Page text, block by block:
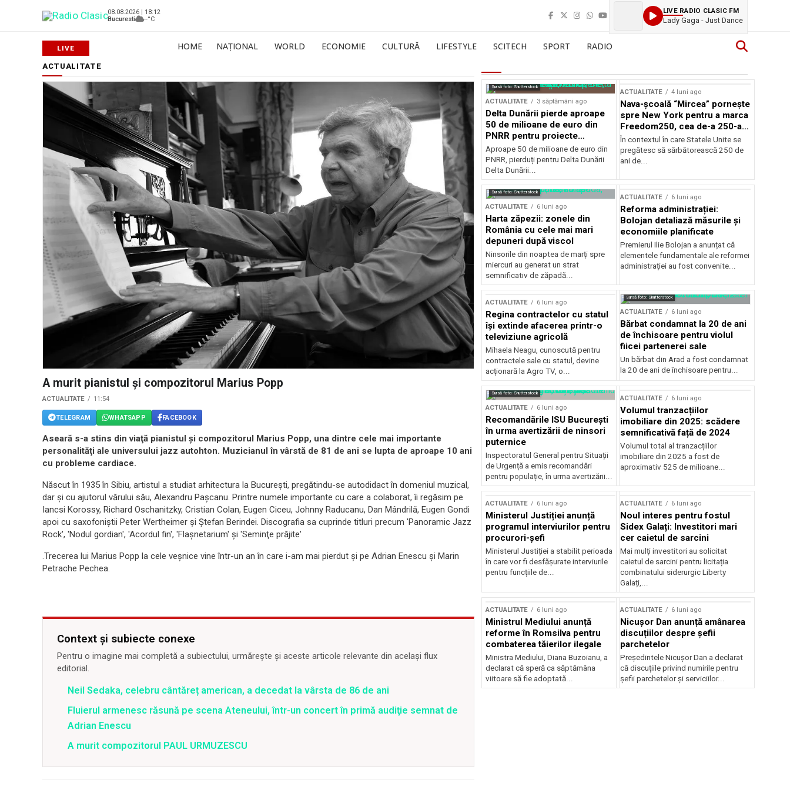
08.08.2026 | 18:12
Bucuresti
--°C
LIVE RADIO CLASIC FM
Lady Gaga - Just Dance
HOME NAȚIONAL WORLD ECONOMIE CULTURĂ LIFESTYLE SCITECH SPORT RADIO
ACTUALITATE
A murit pianistul şi compozitorul Marius Popp
ACTUALITATE 11:54
TELEGRAM WHATSAPP FACEBOOK
Aseară s-a stins din viaţă pianistul şi compozitorul Marius Popp, una dintre cele mai importante
personalităţi ale universului jazz autohton. Muzicianul în vârstă de 81 de ani se lupta de aproape 10 ani
cu probleme cardiace.
Născut în 1935 în Sibiu, artistul a studiat arhitectura la Bucureşti, pregătindu-se autodidact în domeniul muzical,
dar şi cu ajutorul vărului său, Alexandru Paşcanu. Printre numele importante cu care a colaborat, îi regăsim pe
Iancsi Korossy, Richard Oschanitzky, Cristian Colan, Eugen Ciceu, Johnny Raducanu, Dan Mândrilă, Eugen Gondi
apoi cu saxofoniştii Peter Wertheimer şi Ştefan Berindei. Discografia sa cuprinde titluri precum 'Panoramic Jazz
Rock', 'Nodul gordian', 'Acordul fin', 'Flaşnetarium' şi 'Seminţe prăjite'
.Trecerea lui Marius Popp la cele veşnice vine într-un an în care i-am mai pierdut şi pe Adrian Enescu şi Marin
Petrache Pechea.
Context și subiecte conexe
Pentru o imagine mai completă a subiectului, urmărește și aceste articole relevante din același flux
editorial.
Neil Sedaka, celebru cântăreț american, a decedat la vârsta de 86 de ani
Fluierul armenesc răsună pe scena Ateneului, într-un concert în primă audiţie semnat de
Adrian Enescu
A murit compozitorul PAUL URMUZESCU
Sursă foto: Shutterstock
ACTUALITATE 3 săptămâni ago
Delta Dunării pierde aproape
50 de milioane de euro din
PNRR pentru proiecte
esențiale
Aproape 50 de milioane de euro din
PNRR, pierduți pentru Delta Dunării
Delta Dunării...
ACTUALITATE 4 luni ago
Nava-școală “Mircea” pornește
spre New York pentru a marca
Freedom250, cea de-a 250-a
aniversare a Statelor Unite
În contextul în care Statele Unite se
pregătesc să sărbătorească 250 de
ani de...
Sursă foto: Shutterstock
ACTUALITATE 6 luni ago
Harta zăpezii: zonele din
România cu cele mai mari
depuneri după viscol
Ninsorile din noaptea de marți spre
miercuri au generat un strat
semnificativ de zăpadă...
ACTUALITATE 6 luni ago
Reforma administrației:
Bolojan detaliază măsurile și
economiile planificate
Premierul Ilie Bolojan a anunțat că
elementele fundamentale ale reformei
administrației au fost convenite...
ACTUALITATE 6 luni ago
Regina contractelor cu statul
își extinde afacerea printr-o
televiziune agricolă
Mihaela Neagu, cunoscută pentru
contractele sale cu statul, devine
acționară la Agro TV, o...
Sursă foto: Shutterstock
ACTUALITATE 6 luni ago
Bărbat condamnat la 20 de ani
de închisoare pentru violul
fiicei partenerei sale
Un bărbat din Arad a fost condamnat
la 20 de ani de închisoare pentru...
Sursă foto: Shutterstock
ACTUALITATE 6 luni ago
Recomandările ISU București
în urma avertizării de ninsori
puternice
Inspectoratul General pentru Situații
de Urgență a emis recomandări
pentru populație, în urma avertizării...
ACTUALITATE 6 luni ago
Volumul tranzacțiilor
imobiliare din 2025: scădere
semnificativă față de 2024
Volumul total al tranzacțiilor
imobiliare din 2025 a fost de
aproximativ 525 de milioane...
ACTUALITATE 6 luni ago
Ministerul Justiției anunță
programul interviurilor pentru
procurori-șefi
Ministerul Justiției a stabilit perioada
în care vor fi desfășurate interviurile
pentru funcțiile de...
ACTUALITATE 6 luni ago
Noul interes pentru fostul
Sidex Galați: Investitori mari
cer caietul de sarcini
Mai mulți investitori au solicitat
caietul de sarcini pentru licitația
combinatului siderurgic Liberty
Galați,...
ACTUALITATE 6 luni ago
Ministrul Mediului anunță
reforme în Romsilva pentru
combaterea tăierilor ilegale
Ministra Mediului, Diana Buzoianu, a
declarat că speră ca săptămâna
viitoare să fie adoptată...
ACTUALITATE 6 luni ago
Nicușor Dan anunță amânarea
discuțiilor despre șefii
parchetelor
Președintele Nicușor Dan a declarat
că discuțiile privind numirile pentru
șefii parchetelor și serviciilor...